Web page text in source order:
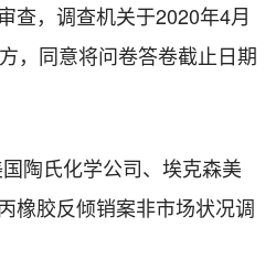
查，调查机关于2020年4月
，同意将问卷答卷截止日期
陶氏化学公司、埃克森美
橡胶反倾销案非市场状况调